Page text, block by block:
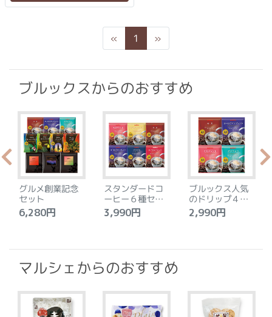
« Previous
1 »Next
ブルックスからのおすすめ
グルメ創業記念
セット
6,280円
スタンダードコ
ーヒー６種セッ
ト
3,990円
ブルックス人気
のドリップ４種
セット
2,990円
マルシェからのおすすめ